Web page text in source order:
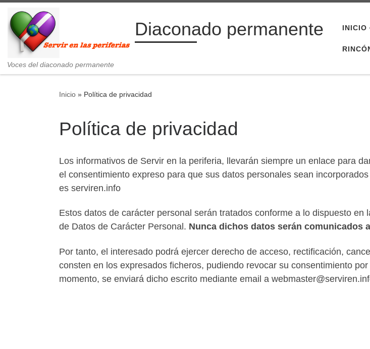
Saltar al contenido
Diaconado permanente
Voces del diaconado permanente
INICIO
Inicio » Política de privacidad
Política de privacidad
Los informativos de Servir en la periferia, llevarán siempre un enlace para
el consentimiento expreso para que sus datos personales sean
es serviren.info
Estos datos de carácter personal serán tratados conforme a lo dispuesto
de Datos de Carácter Personal. Nunca dichos datos serán comunicados
Por tanto, el interesado podrá ejercer derecho de acceso, rectificación,
consten en los expresados ficheros, pudiendo revocar su consentimiento
momento, se enviará dicho escrito mediante email a